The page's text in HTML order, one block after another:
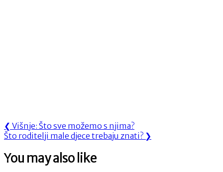
Navigacija
objava
❮ Previous
Post:
Višnje: Što sve možemo s njima?
Next
Što roditelji male djece trebaju znati? ❯
You may also like